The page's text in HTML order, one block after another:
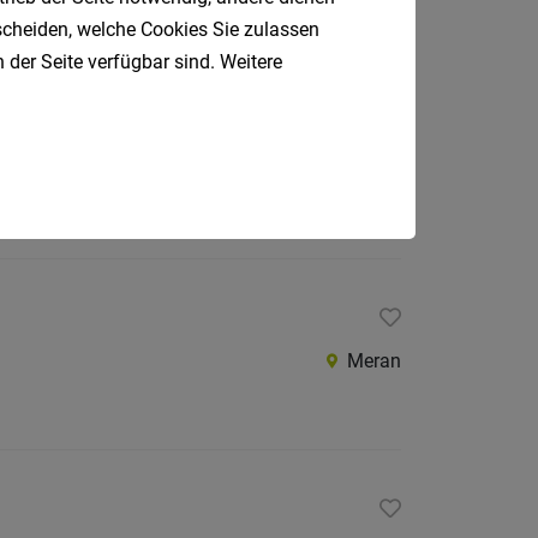
gesucht!
Meran
welche Cookies Sie zulassen
Seite verfügbar sind. Weitere